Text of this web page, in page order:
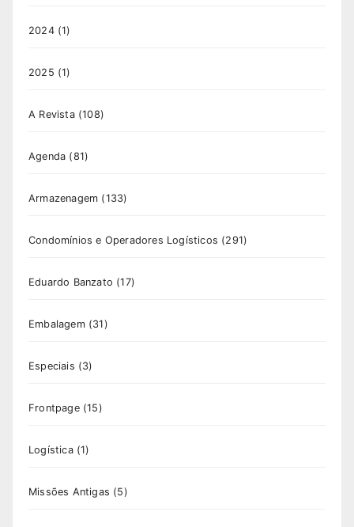
2024(1)
2025 (1)
A Revista(108)
Agenda (81)
Armazenagem (133)
Condomínios e Operadores Logísticos (291)
Eduardo Banzato (17)
Embalagem(31)
Especiais (3)
Frontpage(15)
Logística(1)
Missões Antigas (5)